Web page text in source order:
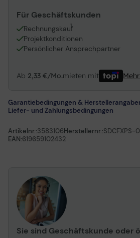
Für Geschäftskunden
Rechnungskauf
1
Projektkonditionen
Persönlicher Ansprechpartner
Ab 2,33 €/Mo.mieten mit
Garantiebedingungen &
Liefer- und Zahlungsbedingungen
Artikelnr.:3583106Herstellernr.:SDCFXPS-
EAN:619659102432
Sie sind Geschäftskunde oder